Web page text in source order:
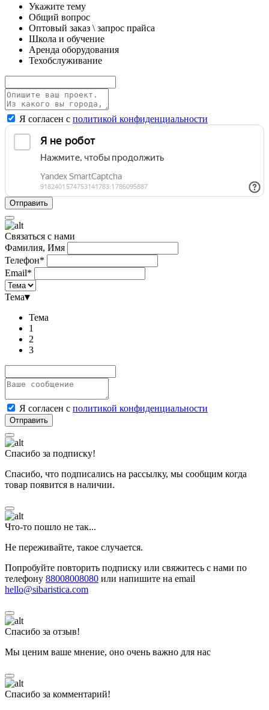
Укажите тему
Общий вопрос
Оптовый заказ \ запрос прайса
Школа и обучение
Аренда оборудования
Техобслуживание
Я согласен с политикой конфиденциальности
Связаться с нами
Фамилия, Имя
Телефон*
Email*
Тема▾
Тема
1
2
3
Я согласен с политикой конфиденциальности
Спасибо за подписку!
Спасибо, что подписались на рассылку, мы сообщим когда
товар появится в наличии.
Что-то пошло не так...
Не переживайте, такое случается.
Попробуйте повторить подписку или свяжитесь с нами по
телефону 88008008080 или напишите на email
hello@sibaristica.com
Спасибо за отзыв!
Мы ценим ваше мнение, оно очень важно для нас
Спасибо за комментарий!